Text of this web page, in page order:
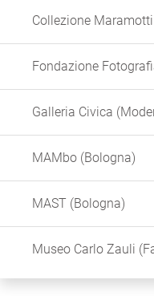
Collezione
Fondazione
Galleria Civica
MAMbo (Bologna)
MAST (Bologna)
Museo Carlo Zauli